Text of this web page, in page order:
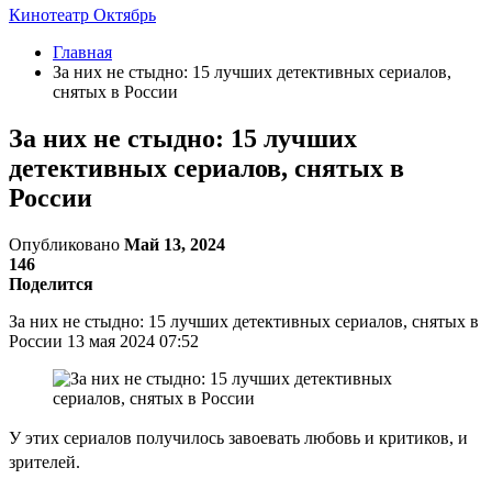
Кинотеатр Октябрь
Главная
За них не стыдно: 15 лучших детективных сериалов,
снятых в России
За них не стыдно: 15 лучших
детективных сериалов, снятых в
России
Опубликовано Май 13, 2024
146
Поделится
За них не стыдно: 15 лучших детективных сериалов, снятых в
России 13 мая 2024 07:52
У этих сериалов получилось завоевать любовь и критиков, и
зрителей.